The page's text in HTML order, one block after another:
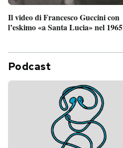
Il video di Francesco Guccini con
l’eskimo «a Santa Lucia» nel 1965
Podcast